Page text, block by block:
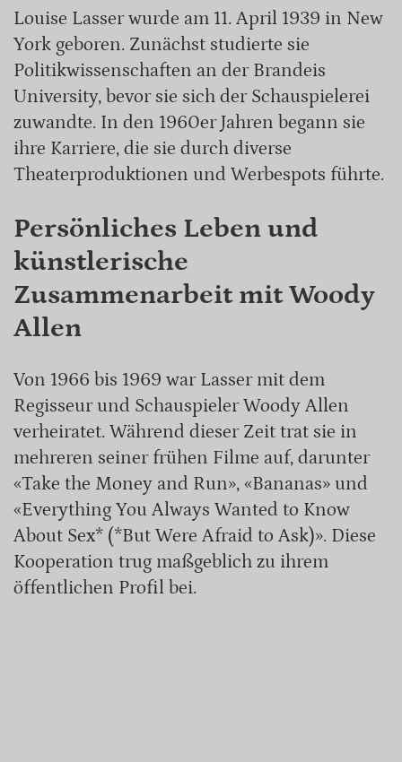
Louise Lasser wurde am 11. April 1939 in New
York geboren. Zunächst studierte sie
Politikwissenschaften an der Brandeis
University, bevor sie sich der Schauspielerei
zuwandte. In den 1960er Jahren begann sie
ihre Karriere, die sie durch diverse
Theaterproduktionen und Werbespots führte.
Persönliches Leben und
künstlerische
Zusammenarbeit mit Woody
Allen
Von 1966 bis 1969 war Lasser mit dem
Regisseur und Schauspieler Woody Allen
verheiratet. Während dieser Zeit trat sie in
mehreren seiner frühen Filme auf, darunter
«Take the Money and Run», «Bananas» und
«Everything You Always Wanted to Know
About Sex* (*But Were Afraid to Ask)». Diese
Kooperation trug maßgeblich zu ihrem
öffentlichen Profil bei.